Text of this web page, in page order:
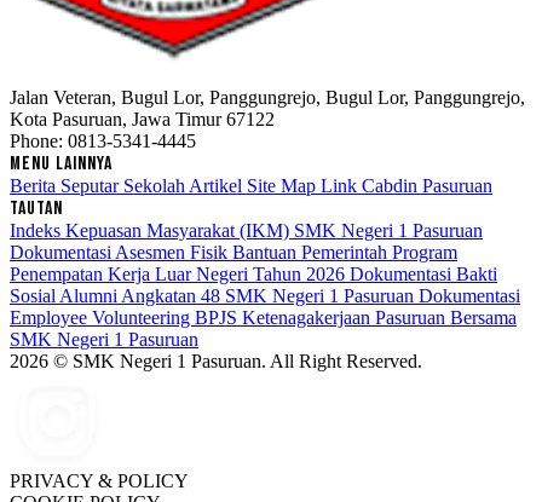
Jalan Veteran, Bugul Lor, Panggungrejo, Bugul Lor, Panggungrejo,
Kota Pasuruan, Jawa Timur 67122
Phone: 0813-5341-4445
MENU LAINNYA
Berita Seputar Sekolah Artikel Site Map Link Cabdin Pasuruan
TAUTAN
Indeks Kepuasan Masyarakat (IKM) SMK Negeri 1 Pasuruan
Dokumentasi Asesmen Fisik Bantuan Pemerintah Program
Penempatan Kerja Luar Negeri Tahun 2026 Dokumentasi Bakti
Sosial Alumni Angkatan 48 SMK Negeri 1 Pasuruan Dokumentasi
Employee Volunteering BPJS Ketenagakerjaan Pasuruan Bersama
SMK Negeri 1 Pasuruan
2026 © SMK Negeri 1 Pasuruan. All Right Reserved.
PRIVACY & POLICY